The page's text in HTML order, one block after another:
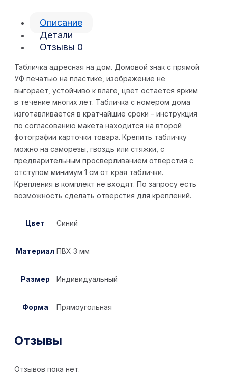
Описание
Детали
Отзывы 0
Табличка адресная на дом. Домовой знак с прямой
УФ печатью на пластике, изображение не
выгорает, устойчиво к влаге, цвет остается ярким
в течение многих лет. Табличка с номером дома
изготавливается в кратчайшие сроки – инструкция
по согласованию макета находится на второй
фотографии карточки товара. Крепить табличку
можно на саморезы, гвоздь или стяжки, с
предварительным просверливанием отверстия с
отступом минимум 1 см от края таблички.
Крепления в комплект не входят. По запросу есть
возможность сделать отверстия для креплений.
Цвет Синий
Материал ПВХ 3 мм
Размер Индивидуальный
Форма Прямоугольная
Отзывы
Отзывов пока нет.